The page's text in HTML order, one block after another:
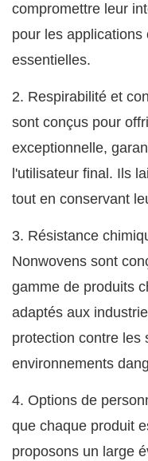
compromettre leur
pour les
essentielles.
2. Respirabilité et
sont conçus pour
exceptionnelle,
l'utilisateur final. Ils
tout en conservant
3. Résistance
Nonwovens sont
gamme de produits
adaptés aux
protection contre les
environnements
4. Options de
que chaque produit
proposons un large